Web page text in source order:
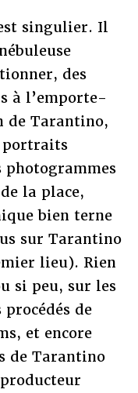
singulier. Il
des
à l’emporte-
de Tarantino,
portraits
photogrammes
la place,
bien terne
sur Tarantino
lieu). Rien
si peu, sur les
de
et encore
de Tarantino